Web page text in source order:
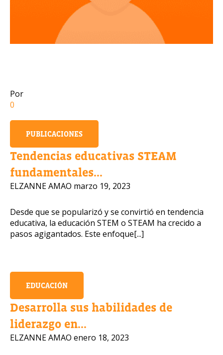
Por
0
PUBLICACIONES
Tendencias educativas STEAM
fundamentales...
ELZANNE AMAO marzo 19, 2023
Desde que se popularizó y se convirtió en tendencia
educativa, la educación STEM o STEAM ha crecido a
pasos agigantados. Este enfoque[...]
EDUCACIÓN
Desarrolla sus habilidades de
liderazgo en...
ELZANNE AMAO enero 18, 2023
Número de celular